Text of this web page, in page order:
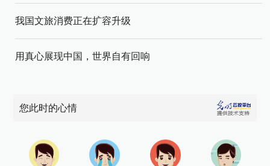
我国文旅消费正在扩容升级
用真心展现中国，世界自有回响
您此时的心情